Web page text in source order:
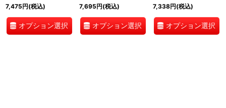
7,475円(税込)
オプション選択
7,695円(税込)
オプション選択
7,338円(税込)
オプション選択